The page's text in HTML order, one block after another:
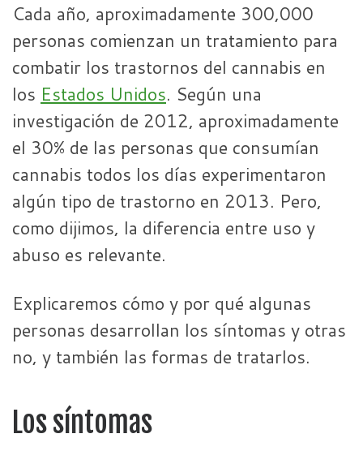
Cada año, aproximadamente 300,000
personas comienzan un tratamiento para
combatir los trastornos del cannabis en
los Estados Unidos. Según una
investigación de 2012, aproximadamente
el 30% de las personas que consumían
cannabis todos los días experimentaron
algún tipo de trastorno en 2013. Pero,
como dijimos, la diferencia entre uso y
abuso es relevante.
Explicaremos cómo y por qué algunas
personas desarrollan los síntomas y otras
no, y también las formas de tratarlos.
Los síntomas